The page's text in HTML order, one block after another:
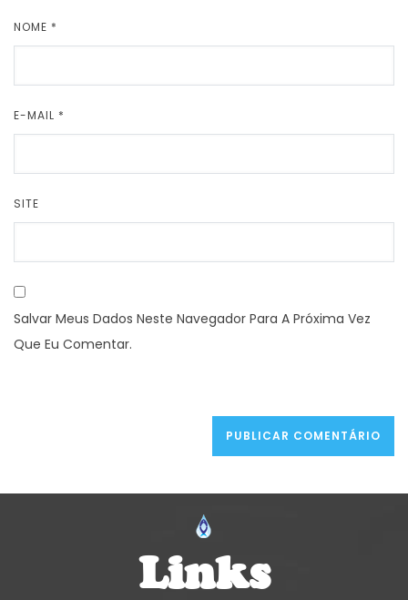
NOME *
E-MAIL *
SITE
Salvar Meus Dados Neste Navegador Para A Próxima Vez
Que Eu Comentar.
Links